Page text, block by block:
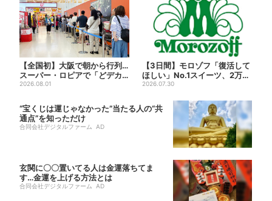
【全国初】大阪で朝から行列…
スーパー・ロピアで「どデカ
抽選会」、開始30分で“1...
2026.08.01
【3日間】モロゾフ「復活して
ほしい」No.1スイーツ、2万3
865票から選ばれた...
2026.07.30
“宝くじは運じゃなかった”当たる人の“共
通点”を知っただけ
合同会社デジタルファーム AD
玄関に〇〇置いてる人は金運落ちてま
す…金運を上げる方法とは
合同会社デジタルファーム AD